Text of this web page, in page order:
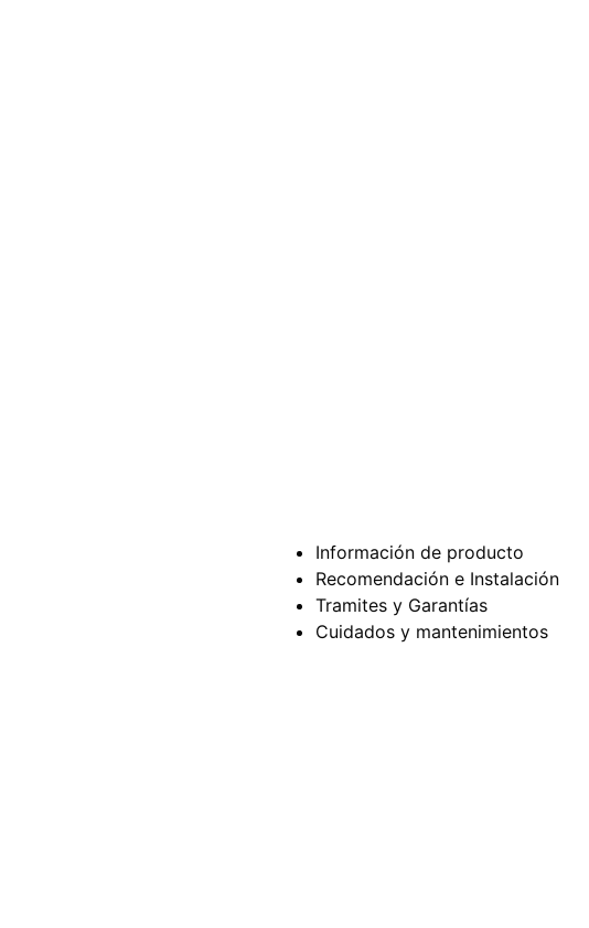
Información de producto
Recomendación e Instalación
Tramites y Garantías
Cuidados y mantenimientos